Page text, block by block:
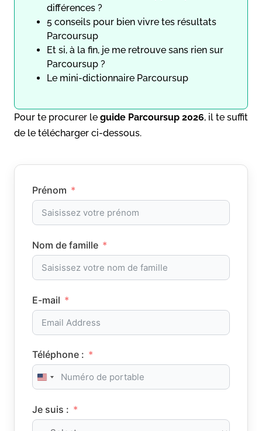
différences ?
5 conseils pour bien vivre tes résultats
Parcoursup
Et si, à la fin, je me retrouve sans rien sur
Parcoursup ?
Le mini-dictionnaire Parcoursup
Pour te procurer le guide Parcoursup 2026, il te suffit
de le télécharger ci-dessous.
Prénom
Nom de famille
E-mail
Téléphone :
United States +1
Je suis :